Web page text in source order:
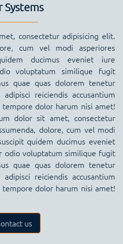
Systems
consectetur adipisicing elit.
cum vel modi asperiores
ducimus eveniet iure
voluptatum similique fugit
quae quas dolorem tenetur
reiciendis accusantium
dolor harum nisi amet!
dolor sit amet, consectetur
dolore, cum vel modi
quidem ducimus eveniet
odio voluptatum similique fugit
quae quas dolorem tenetur
reiciendis accusantium
dolor harum nisi amet!
us